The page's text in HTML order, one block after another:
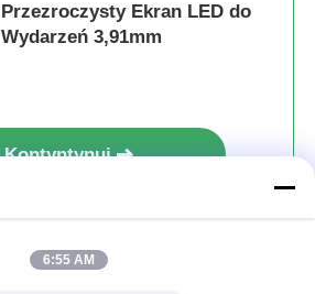
Przezroczysty Ekran LED do
Wydarzeń 3,91mm
Kontyntynuj
6:55 AM